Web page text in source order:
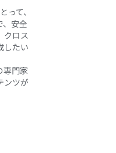
って、
、安全
クロス
したい
専門家
ンツが